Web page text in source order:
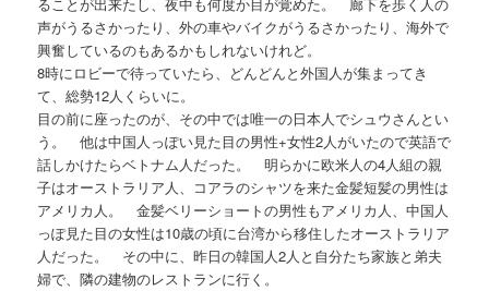
声がうるさかったり、外の車やバイクがうるさかったり、海外で
興奮しているのもあるかもしれないけれど。
8時にロビーで待っていたら、どんどんと外国人が集まってき
て、総勢12人くらいに。
目の前に座ったのが、その中では唯一の日本人でシュウさんとい
う。 他は中国人っぽい見た目の男性+女性2人がいたので英語で
話しかけたらベトナム人だった。 明らかに欧米人の4人組の親
子はオーストラリア人、コアラのシャツを来た金髪短髪の男性は
アメリカ人。 金髪ベリーショートの男性もアメリカ人、中国人
っぽ見た目の女性は10歳の頃に台湾から移住したオーストラリア
人だった。 その中に、昨日の韓国人2人と自分たち家族と弟夫
婦で、隣の建物のレストランに行く。